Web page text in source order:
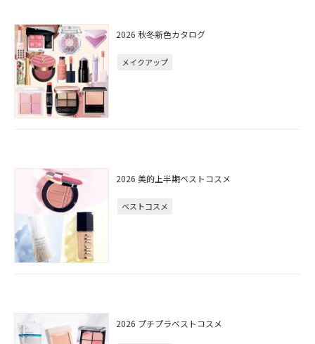
2026 秋冬新色カタログ
メイクアップ
2026 美的上半期ベストコスメ
ベストコスメ
2026 プチプラベストコスメ